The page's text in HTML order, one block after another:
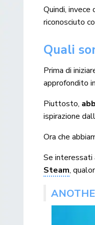
Quindi, invece
riconosciuto
Quali
Prima di
approfondito
Piuttosto,
ispirazione
Ora che
Se interessati
Steam,